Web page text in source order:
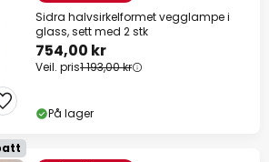
Sidra halvsirkelformet vegglampe i
glass, sett med 2 stk
754,00 kr
Veil. pris1 193,00 kr
På lager